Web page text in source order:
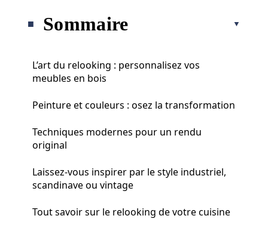
Sommaire
L’art du relooking : personnalisez vos
meubles en bois
Peinture et couleurs : osez la transformation
Techniques modernes pour un rendu
original
Laissez-vous inspirer par le style industriel,
scandinave ou vintage
Tout savoir sur le relooking de votre cuisine